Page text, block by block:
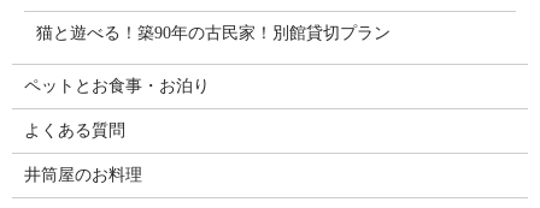
猫と遊べる！築90年の古民家！別館貸切プラン
ペットとお食事・お泊り
よくある質問
井筒屋のお料理